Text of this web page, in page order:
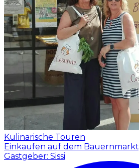
Kulinarische Touren
Einkaufen auf dem
Gastgeber: Sissi